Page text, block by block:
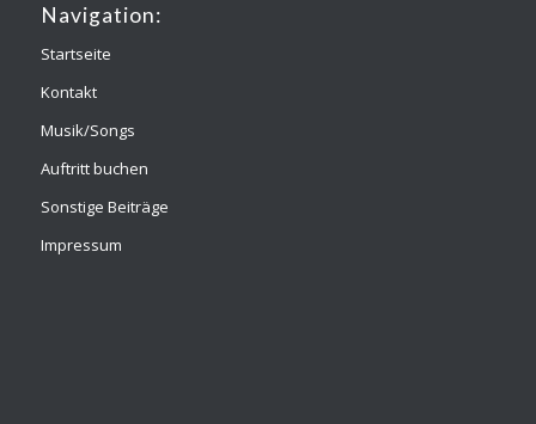
Navigation:
Startseite
Kontakt
Musik/Songs
Auftritt buchen
Sonstige Beiträge
Impressum